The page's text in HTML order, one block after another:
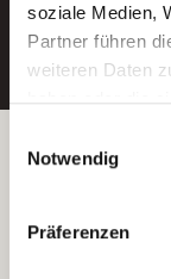
soziale Medien,
Partner führen
weiteren Daten
Wenn Sie auf
Sie der
Ihre
indem Sie die
Notwendig
Präferenzen
Betreiber der
Kantstraße 45a